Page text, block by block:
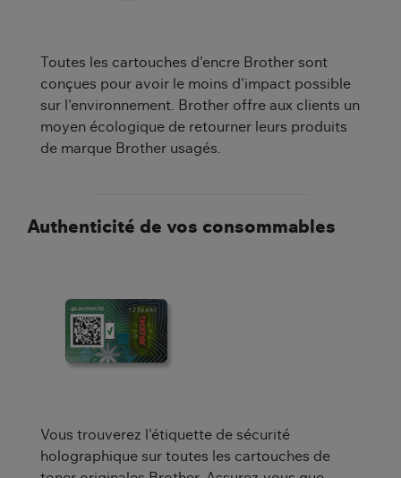
Toutes les cartouches d'encre Brother sont
conçues pour avoir le moins d'impact possible
sur l'environnement. Brother offre aux clients un
moyen écologique de retourner leurs produits
de marque Brother usagés.
Authenticité de vos consommables
Vous trouverez l'étiquette de sécurité
holographique sur toutes les cartouches de